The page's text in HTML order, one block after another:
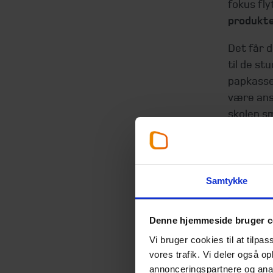
Samtykke
Denne hjemmeside bruger
Vi bruger cookies til at
vores trafik. Vi deler også
annonceringspartnere og
fokus
Det får
til de
være
skolen
få
Hvis
bøger
ansvar.